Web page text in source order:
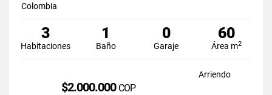
Colombia
3
Habitaciones
1
Baño
0
Garaje
60
Área m2
Arriendo
$2.000.000 COP